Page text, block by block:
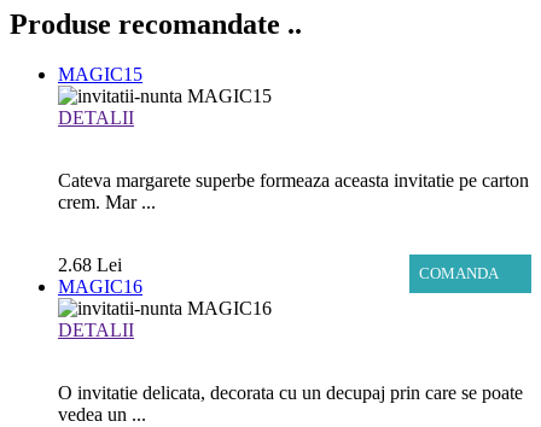
Produse recomandate ..
MAGIC15
DETALII
Cateva margarete superbe formeaza aceasta invitatie pe carton
crem. Mar ...
COMANDA
2.68 Lei
MAGIC16
DETALII
O invitatie delicata, decorata cu un decupaj prin care se poate
vedea un ...